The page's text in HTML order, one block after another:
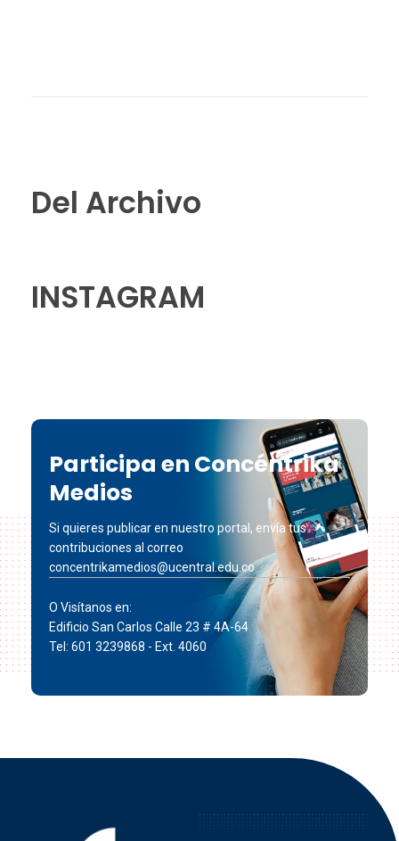
Del Archivo
INSTAGRAM
Participa en Concéntrika
Medios
Si quieres publicar en nuestro portal, envía tus
contribuciones al correo
concentrikamedios@ucentral.edu.co
O Visítanos en:
Edificio San Carlos Calle 23 # 4A-64
Tel: 601 3239868 - Ext. 4060